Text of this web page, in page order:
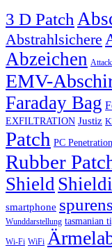
3 D Patch
Abstrahlsichere
Abzeichen Attack
EMV-
Faraday Bag
EXFILTRATION Justiz
Patch PC Penetration
Rubber
Shield
smartphone
Wunddarstellung tasmanian
Wi-Fi WiFi